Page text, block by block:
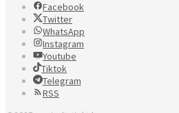
Facebook
Twitter
WhatsApp
Instagram
Youtube
Tiktok
Telegram
RSS